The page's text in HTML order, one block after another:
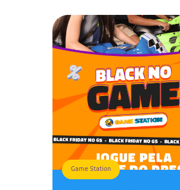
Game Station